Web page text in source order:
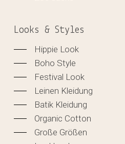
Looks & Styles
Hippie Look
Boho Style
Festival Look
Leinen Kleidung
Batik Kleidung
Organic Cotton
Große Größen